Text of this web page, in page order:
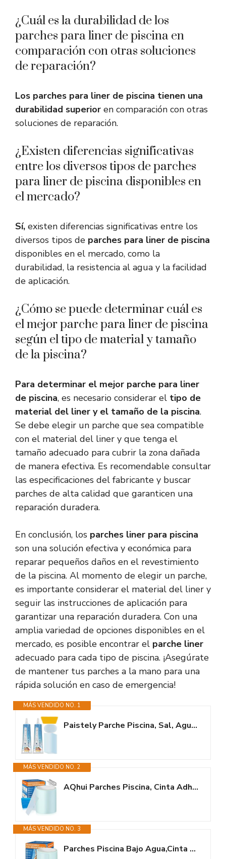
¿Cuál es la durabilidad de los
parches para liner de piscina en
comparación con otras soluciones
de reparación?
Los parches para liner de piscina tienen una
durabilidad superior en comparación con otras
soluciones de reparación.
¿Existen diferencias significativas
entre los diversos tipos de parches
para liner de piscina disponibles en
el mercado?
Sí, existen diferencias significativas entre los
diversos tipos de parches para liner de piscina
disponibles en el mercado, como la
durabilidad, la resistencia al agua y la facilidad
de aplicación.
¿Cómo se puede determinar cuál es
el mejor parche para liner de piscina
según el tipo de material y tamaño
de la piscina?
Para determinar el mejor parche para liner
de piscina, es necesario considerar el tipo de
material del liner y el tamaño de la piscina.
Se debe elegir un parche que sea compatible
con el material del liner y que tenga el
tamaño adecuado para cubrir la zona dañada
de manera efectiva. Es recomendable consultar
las especificaciones del fabricante y buscar
parches de alta calidad que garanticen una
reparación duradera.
En conclusión, los parches liner para piscina
son una solución efectiva y económica para
reparar pequeños daños en el revestimiento
de la piscina. Al momento de elegir un parche,
es importante considerar el material del liner y
seguir las instrucciones de aplicación para
garantizar una reparación duradera. Con una
amplia variedad de opciones disponibles en el
mercado, es posible encontrar el parche liner
adecuado para cada tipo de piscina. ¡Asegúrate
de mantener tus parches a la mano para una
rápida solución en caso de emergencia!
MÁS VENDIDO NO. 1
Paistely Parche Piscina, Sal, Agua Caliente y Resistente a los Rayos UV...
MÁS VENDIDO NO. 2
AQhui Parches Piscina, Cinta Adhesiva para Piscinas 10cm x 250cm, PVC Flex...
MÁS VENDIDO NO. 3
Parches Piscina Bajo Agua,Cinta Adhesiva Para Piscinas 10cm x 250cm,Kit de...